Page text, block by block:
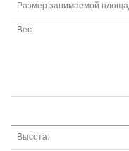
Размер занимаемой
Вес:
Высота: